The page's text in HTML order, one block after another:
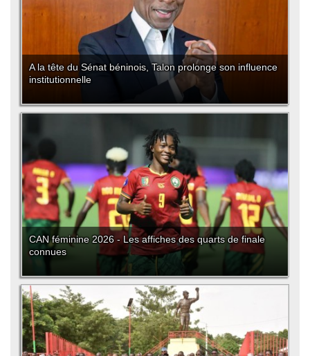
A la tête du Sénat béninois, Talon prolonge son influence
institutionnelle
CAN féminine 2026 - Les affiches des quarts de finale
connues